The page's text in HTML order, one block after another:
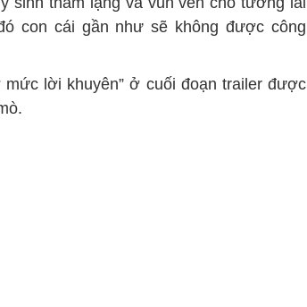
con cái gần như sẽ không được công
lời khuyên” ở cuối đoạn trailer được